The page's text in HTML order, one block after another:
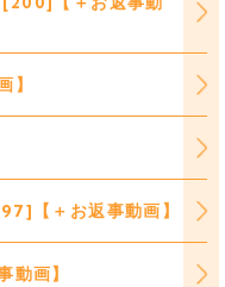
】
【＋お返事動画】
動画】